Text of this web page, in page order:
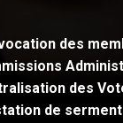
des
des
de